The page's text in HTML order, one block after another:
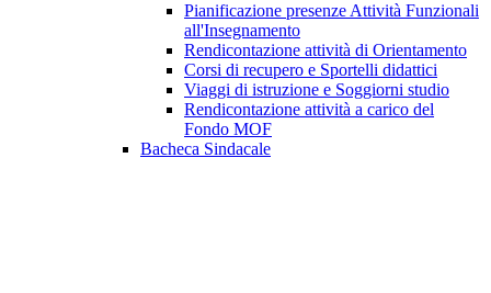
Pianificazione presenze Attività Funzionali
all'Insegnamento
Rendicontazione attività di Orientamento
Corsi di recupero e Sportelli didattici
Viaggi di istruzione e Soggiorni studio
Rendicontazione attività a carico del
Fondo MOF
Bacheca Sindacale